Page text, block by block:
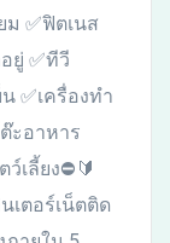
✅ฟิตเนส
ยู่ ✅ทีวี
✅เครื่องทำ
ะอาหาร
เลี้ยง⛔️🔰
เตอร์เน็ตติด